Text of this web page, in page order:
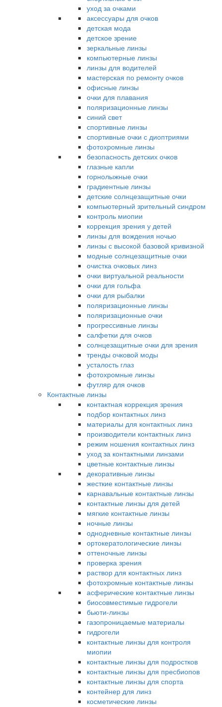
уход за очками
аксессуары для очков
детская мода
детское зрение
зеркальные линзы
компьютерные линзы
линзы для водителей
мастерская по ремонту очков
офисные линзы
очки для плавания
поляризационные линзы
синий свет
спортивные линзы
спортивные очки с диоптриями
фотохромные линзы
безопасность детских очков
глазные капли
горнолыжные очки
градиентные линзы
детские солнцезащитные очки
компьютерный зрительный синдром
контроль миопии
коррекция зрения у детей
линзы для вождения ночью
линзы с высокой базовой кривизной
модные солнцезащитные очки
очистка очковых линз
очки виртуальной реальности
очки для гольфа
очки для рыбалки
поляризационные линзы
поляризационные очки
прогрессивные линзы
салфетки для очков
солнцезащитные очки для зрения
тренды очковой моды
усталость глаз
фотохромные линзы
футляр для очков
Контактные линзы
контактная коррекция зрения
подбор контактных линз
материалы для контактных линз
производители контактных линз
режим ношения контактных линз
уход за контактными линзами
цветные контактные линзы
декоративные линзы
жесткие контактные линзы
карнавальные контактные линзы
контактные линзы для детей
мягкие контактные линзы
ночные линзы
однодневные контактные линзы
ортокератологические линзы
оттеночные линзы
проверка зрения
раствор для контактных линз
фотохромные контактные линзы
асферические контактные линзы
биосовместимые гидрогели
бьюти-линзы
газопроницаемые материалы
гидрогели
контактные линзы для контроля
миопии
контактные линзы для подростков
контактные линзы для пресбиопов
контактные линзы для спорта
контейнер для линз
косметические линзы